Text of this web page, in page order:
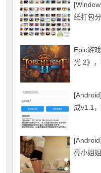
纸打包
Epic游
光 2》
成v1.1
亮小姐